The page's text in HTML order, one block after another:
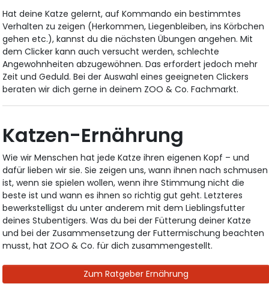
Hat deine Katze gelernt, auf Kommando ein bestimmtes
Verhalten zu zeigen (Herkommen, Liegenbleiben, ins Körbchen
gehen etc.), kannst du die nächsten Übungen angehen. Mit
dem Clicker kann auch versucht werden, schlechte
Angewohnheiten abzugewöhnen. Das erfordert jedoch mehr
Zeit und Geduld. Bei der Auswahl eines geeigneten Clickers
beraten wir dich gerne in deinem ZOO & Co. Fachmarkt.
Katzen-Ernährung
Wie wir Menschen hat jede Katze ihren eigenen Kopf – und
dafür lieben wir sie. Sie zeigen uns, wann ihnen nach schmusen
ist, wenn sie spielen wollen, wenn ihre Stimmung nicht die
beste ist und wann es ihnen so richtig gut geht. Letzteres
bewerkstelligst du unter anderem mit dem Lieblingsfutter
deines Stubentigers. Was du bei der Fütterung deiner Katze
und bei der Zusammensetzung der Futtermischung beachten
musst, hat ZOO & Co. für dich zusammengestellt.
Zum Ratgeber Ernährung